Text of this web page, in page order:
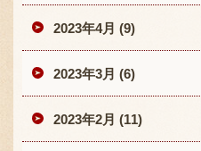
2023年4月 (9)
2023年3月 (6)
2023年2月 (11)